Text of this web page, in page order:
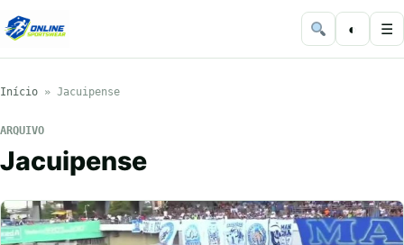
◐ ☰
Início » Jacuipense
ARQUIVO
Jacuipense